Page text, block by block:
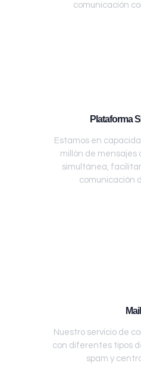
comunicación
Plataforma
Estamos en
millón de
simultánea,
comunicación
Nuestro servicio de
con diferentes tipos
spam y